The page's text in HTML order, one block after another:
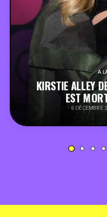
A
KIRSTIE ALLEY
EST
6 DÉCEMBRE